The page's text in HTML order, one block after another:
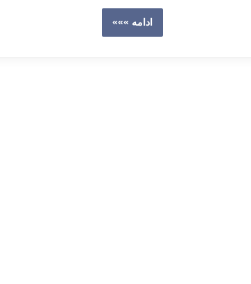
ادامه »»»